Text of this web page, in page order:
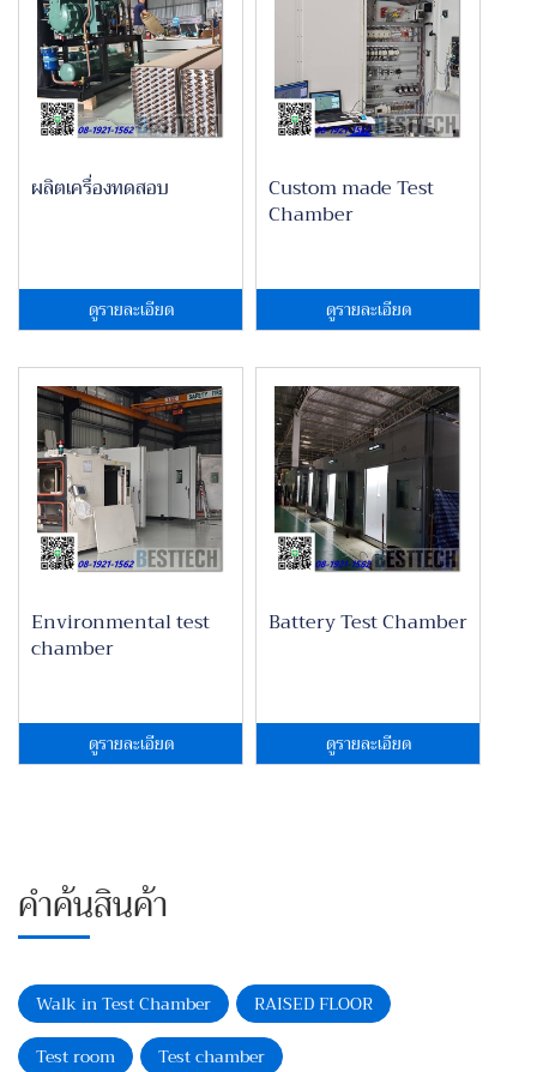
ผลิตเครื่องทดสอบ
ดูรายละเอียด
Custom made Test
Chamber
ดูรายละเอียด
Environmental test
chamber
ดูรายละเอียด
Battery Test Chamber
ดูรายละเอียด
คำค้นสินค้า
Walk in Test Chamber
RAISED FLOOR
Test room
Test chamber